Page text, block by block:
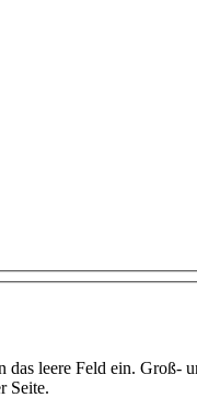
leere Feld ein.
Seite.